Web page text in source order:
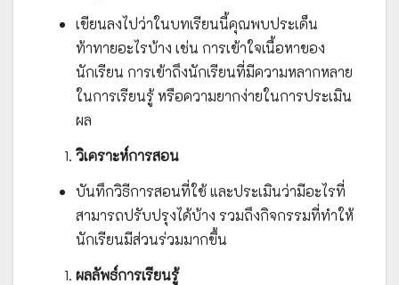
เขียนลงไปว่าในบทเรียนนี้คุณพบประเด็น
ท้าทายอะไรบ้าง เช่น การเข้าใจเนื้อหาของ
นักเรียน การเข้าถึงนักเรียนที่มีความหลากหลาย
ในการเรียนรู้ หรือความยากง่ายในการประเมิน
ผล
วิเคราะห์การสอน
บันทึกวิธีการสอนที่ใช้ และประเมินว่ามีอะไรที่
สามารถปรับปรุงได้บ้าง รวมถึงกิจกรรมที่ทำให้
นักเรียนมีส่วนร่วมมากขึ้น
ผลลัพธ์การเรียนรู้